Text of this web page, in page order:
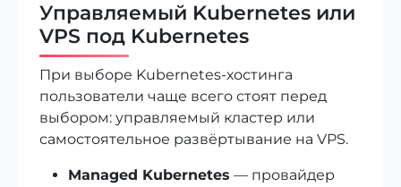
Управляемый Kubernetes или
VPS под Kubernetes
При выборе Kubernetes-хостинга
пользователи чаще всего стоят перед
выбором: управляемый кластер или
самостоятельное развёртывание на VPS.
Managed Kubernetes — провайдер